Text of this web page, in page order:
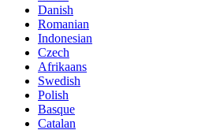
Danish
Romanian
Indonesian
Czech
Afrikaans
Swedish
Polish
Basque
Catalan